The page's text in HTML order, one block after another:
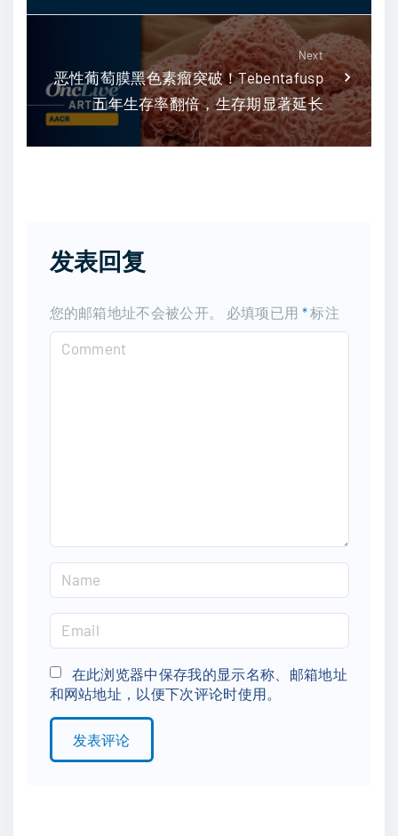
Next
恶性葡萄膜黑色素瘤突破！Tebentafusp
五年生存率翻倍，生存期显著延长
发表回复
您的邮箱地址不会被公开。 必填项已用 *标注
a
e
*
m
a
i
l
在此浏览器中保存我的显示名称、邮箱地址
和网站地址，以便下次评论时使用。